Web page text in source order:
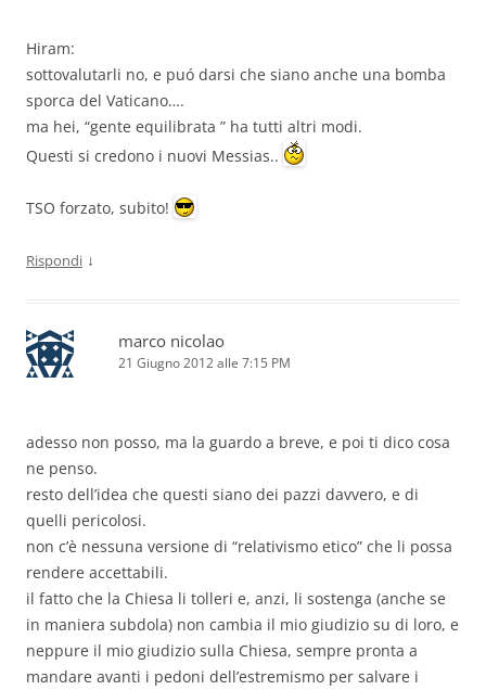
Hiram:
sottovalutarli no, e puó darsi che siano anche una bomba
sporca del Vaticano….
ma hei, “gente equilibrata ” ha tutti altri modi.
Questi si credono i nuovi Messias..
TSO forzato, subito!
Rispondi ↓
marco nicolao
21 Giugno 2012 alle 7:15 PM
adesso non posso, ma la guardo a breve, e poi ti dico cosa
ne penso.
resto dell’idea che questi siano dei pazzi davvero, e di
quelli pericolosi.
non c’è nessuna versione di “relativismo etico” che li possa
rendere accettabili.
il fatto che la Chiesa li tolleri e, anzi, li sostenga (anche se
in maniera subdola) non cambia il mio giudizio su di loro, e
neppure il mio giudizio sulla Chiesa, sempre pronta a
mandare avanti i pedoni dell’estremismo per salvare i